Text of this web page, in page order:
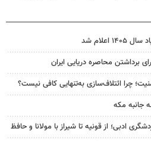
اعلام شد
برداشتن محاصره دریایی ایران
چرا ائتلاف‌سازی به‌تنهایی کافی نیست؟
جانبه مکه
ادبی؛ از قونیه تا شیراز با مولانا و حافظ